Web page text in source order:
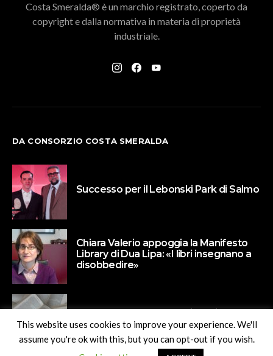
Costa Smeralda® è un marchio registrato, coperto da
copyright e dalla normativa in materia di proprietà
industriale.
DA CONSORZIO COSTA SMERALDA
Successo per il Lebonski Park di Salmo
Chiara Valerio appoggia la Manifesto
Library di Dua Lipa: «I libri insegnano a
disobbedire»
Paola Barbato protagonista di Un
Naviglio di libri
This website uses cookies to improve your experience. We'll
assume you're ok with this, but you can opt-out if you wish.